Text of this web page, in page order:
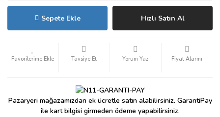
Sepete Ekle Hızlı Satın Al
Tavsiye Et Yorum Yaz Fiyat Alarmı
Pazaryeri mağazamızdan ek ücretle satın alabilirsiniz. GarantiPay
ile kart bilgisi girmeden ödeme yapabilirsiniz.